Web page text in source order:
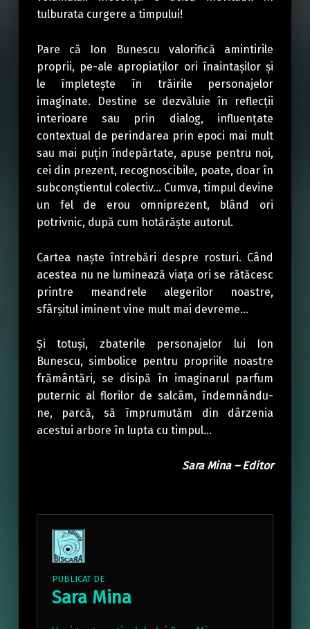
tulburata curgere a timpului!
Pare că Ion Bunescu valorifică amintirile
proprii, pe-ale apropiaților ori înaintașilor și
le împletește în trăirile personajelor
imaginate. Destine se dezvăluie în reflecții
interioare sau prin dialog, influențate
contextual de perindarea prin epoci mai mult
sau mai puțin îndepărtate, apuse pentru noi,
cei din prezent, recognoscibile, poate, doar în
subconștientul colectiv… Cumva, timpul devine
un fel de erou omniprezent, blând ori
potrivnic, după cum hotărăște autorul.
Cartea naște întrebări despre rosturi. Când
acestea nu ne luminează viața ori se rătăcesc
printre meandrele alegerilor noastre,
sfârșitul iminent vine mult mai devreme…
Și totuși, zbaterile personajelor lui Ion
Bunescu, simbolice pentru propriile noastre
frământări, se disipă în imaginarul parfum
puternic al florilor de salcâm, îndemnându-
ne, parcă, să împrumutăm din dârzenia
acestui arbore în lupta cu timpul…
Sara Mina – Editor
PUBLICAT DE
Sara Mina